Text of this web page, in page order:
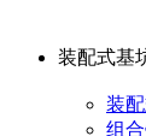
装配式基
装
组